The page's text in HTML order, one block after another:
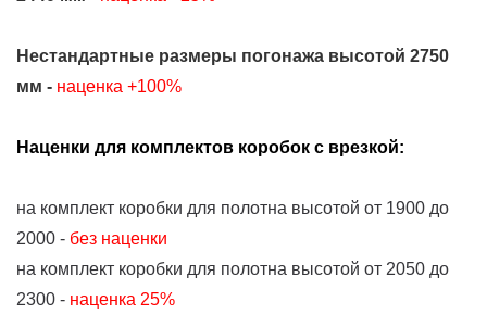
Нестандартные размеры погонажа высотой 2750
мм - наценка +100%
Наценки для комплектов коробок с врезкой:
на комплект коробки для полотна высотой от 1900 до
2000 - без наценки
на комплект коробки для полотна высотой от 2050 до
2300 - наценка 25%